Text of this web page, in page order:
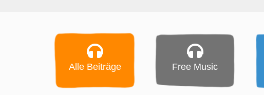
Alle Beiträge Free Music